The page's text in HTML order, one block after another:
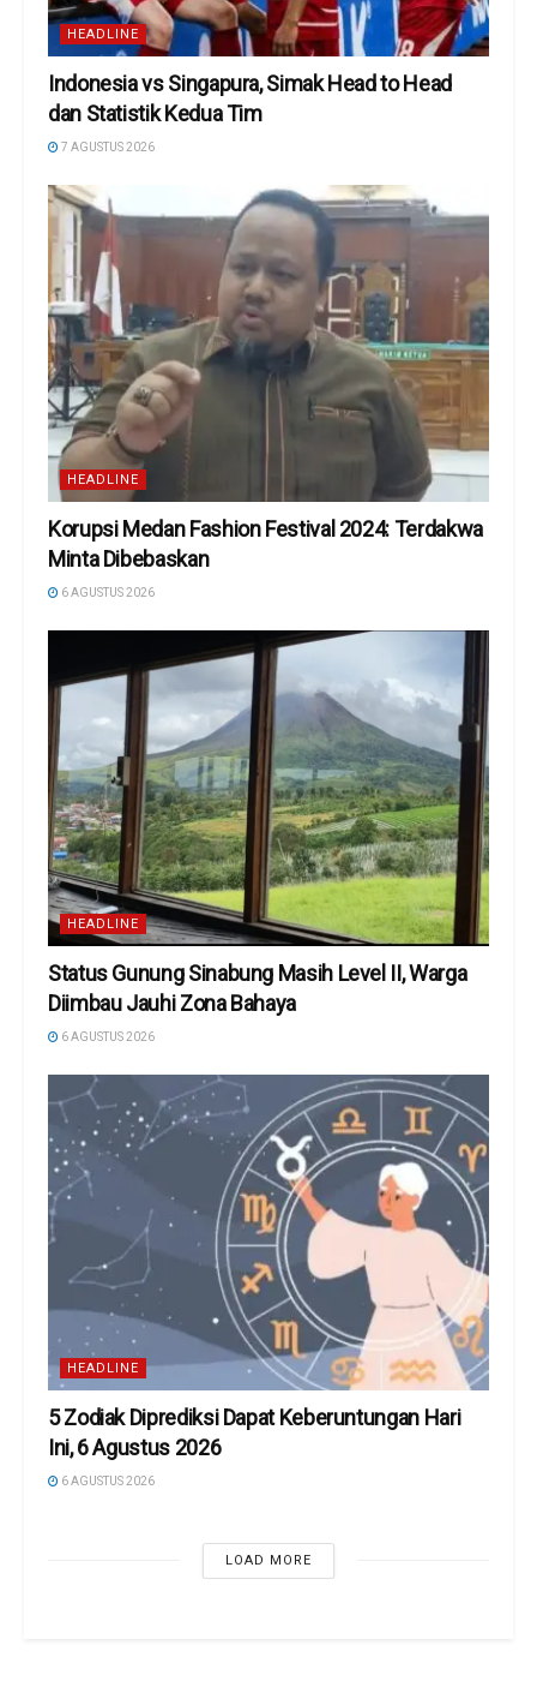
HEADLINE
Indonesia vs Singapura, Simak Head to Head
dan Statistik Kedua Tim
7 AGUSTUS 2026
HEADLINE
Korupsi Medan Fashion Festival 2024: Terdakwa
Minta Dibebaskan
6 AGUSTUS 2026
HEADLINE
Status Gunung Sinabung Masih Level II, Warga
Diimbau Jauhi Zona Bahaya
6 AGUSTUS 2026
HEADLINE
5 Zodiak Diprediksi Dapat Keberuntungan Hari
Ini, 6 Agustus 2026
6 AGUSTUS 2026
LOAD MORE